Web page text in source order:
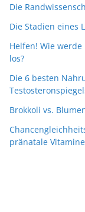
Die
Die Stadien eines
Helfen! Wie
los?
Die 6 besten
Brokkoli vs.
pränatale